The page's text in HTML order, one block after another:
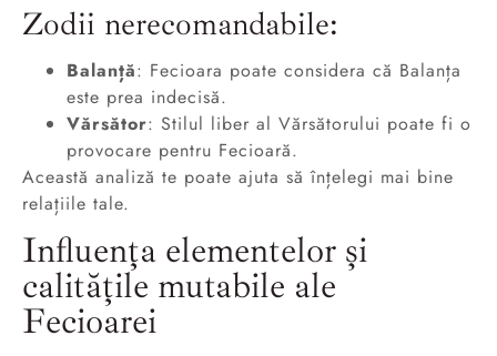
Zodii nerecomandabile:
Balanță: Fecioara poate considera că Balanța
este prea indecisă.
Vărsător: Stilul liber al Vărsătorului poate fi o
provocare pentru Fecioară.
Această analiză te poate ajuta să înțelegi mai bine
relațiile tale.
Influența elementelor și
calitățile mutabile ale
Fecioarei